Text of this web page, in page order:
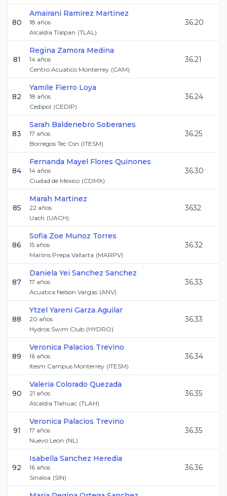
80
Amairani Ramirez Martinez
18 años
Alcaldia Tlalpan (TLAL)
36.20
81
Regina Zamora Medina
14 años
Centro Acuatico Monterrey (CAM)
36.21
82
Yamile Fierro Loya
18 años
Cedipol (CEDIP)
36.24
83
Sarah Baldenebro Soberanes
17 años
Borregos Tec Csn (ITESM)
36.25
84
Fernanda Mayel Flores Quinones
14 años
Ciudad de Mexico (CDMX)
36.30
85
Marah Martinez
22 años
Uach (UACH)
3632
86
Sofia Zoe Munoz Torres
15 años
Marlins Prepa Vallarta (MARPV)
36.32
87
Daniela Yei Sanchez Sanchez
17 años
Acuatica Nelson Vargas (ANV)
36.33
88
Ytzel Yareni Garza Aguilar
20 años
Hydros Swim Club (HYDRO)
36.33
89
Veronica Palacios Trevino
16 años
Itesm Campus Monterrey (ITESM)
36.34
90
Valeria Colorado Quezada
21 años
Alcaldia Tlahuac (TLAH)
36.35
91
Veronica Palacios Trevino
17 años
Nuevo Leon (NL)
36.35
92
Isabella Sanchez Heredia
16 años
Sinaloa (SIN)
36.36